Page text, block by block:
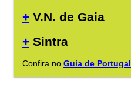
+ V.N. de Gaia
+ Sintra
Confira no Guia de Portugal